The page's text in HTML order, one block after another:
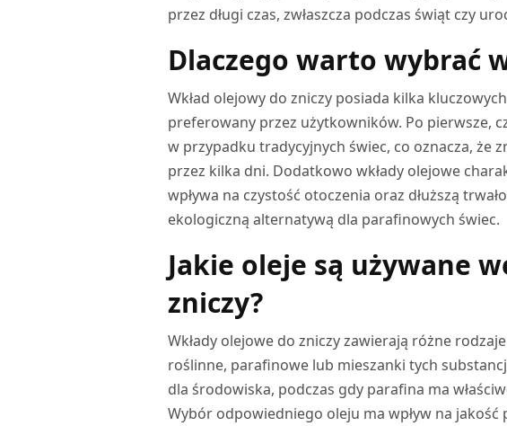
przez długi czas, zwłaszcza podczas świąt czy
Dlaczego warto wybrać
Wkład olejowy do zniczy posiada kilka
preferowany przez użytkowników. Po pierwsze,
w przypadku tradycyjnych świec, co oznacza, że
przez kilka dni. Dodatkowo wkłady olejowe
wpływa na czystość otoczenia oraz dłuższą
ekologiczną alternatywą dla parafinowych świec.
Jakie oleje są używane
zniczy?
Wkłady olejowe do zniczy zawierają różne
roślinne, parafinowe lub mieszanki tych
dla środowiska, podczas gdy parafina ma
Wybór odpowiedniego oleju ma wpływ na jakość